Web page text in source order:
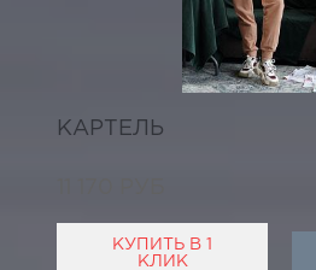
КАРТЕЛЬ
КУПИТЬ В 1
КЛИК